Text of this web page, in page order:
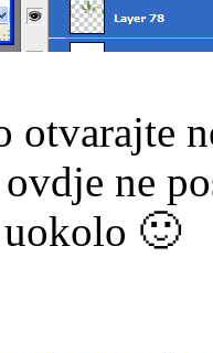
otvarajte
ne
uokolo 🙂